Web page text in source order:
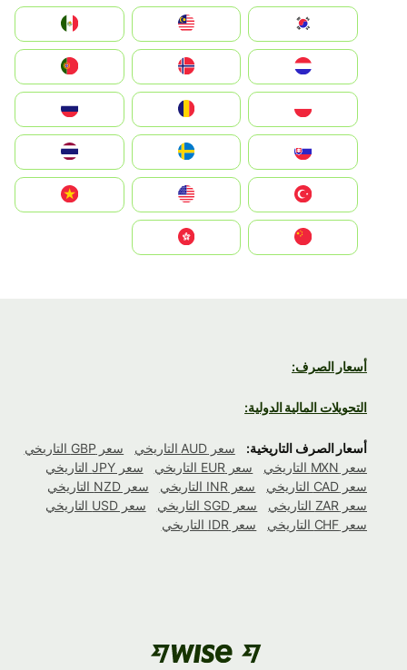
South Korea
Nederland
Portugal
România
Slovensko
United States
Vietnam
أسعار الصرف:
التحويلات المالية الدولية:
أسعار الصرف التاريخية: سعر AUD التاريخي
سعر GBP التاريخي
سعر MXN التاريخي
سعر EUR التاريخي
سعر JPY التاريخي
سعر CAD التاريخي
سعر INR التاريخي
سعر NZD التاريخي
سعر ZAR التاريخي
سعر SGD التاريخي
سعر USD التاريخي
سعر CHF التاريخي
سعر IDR التاريخي